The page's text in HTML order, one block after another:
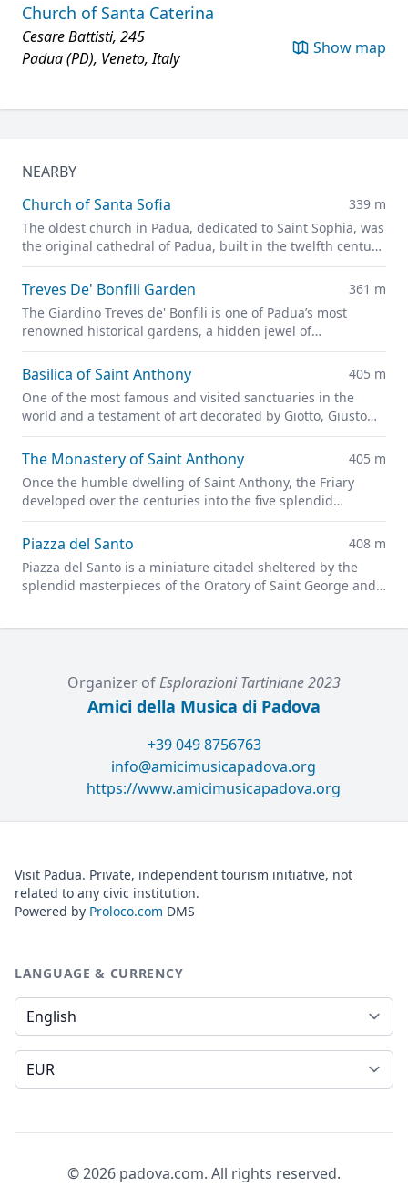
Church of Santa Caterina
Cesare Battisti, 245
Padua (PD), Veneto, Italy
Show map
NEARBY
Church of Santa Sofia
339 m
The oldest church in Padua, dedicated to Saint Sophia, was
the original cathedral of Padua, built in the twelfth century
on the site of a previous pagan temple.
Treves De' Bonfili Garden
361 m
The Giardino Treves de' Bonfili is one of Padua’s most
renowned historical gardens, a hidden jewel of
architectural and landscape creation by Giuseppe Jappelli.
Basilica of Saint Anthony
405 m
One of the most famous and visited sanctuaries in the
world and a testament of art decorated by Giotto, Giusto
de' Menabuoi, Altichiero da Zevio, and Jacopo Avanzi
The Monastery of Saint Anthony
405 m
Once the humble dwelling of Saint Anthony, the Friary
developed over the centuries into the five splendid
cloisters located on the southern side of the Basilica.
Piazza del Santo
408 m
Piazza del Santo is a miniature citadel sheltered by the
splendid masterpieces of the Oratory of Saint George and
Organizer ofEsplorazioni Tartiniane 2023
Amici della Musica di Padova
+39 049 8756763
info@amicimusicapadova.org
https://www.amicimusicapadova.org
Visit Padua. Private, independent tourism initiative, not
related to any civic institution.
Powered by Proloco.com DMS
LANGUAGE & CURRENCY
Language
Currency
© 2026 padova.com. All rights reserved.